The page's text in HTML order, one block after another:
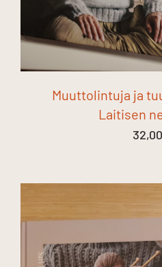
Muuttolintuja ja
Laitisen
32,00